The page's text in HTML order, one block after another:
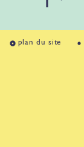
plan du site